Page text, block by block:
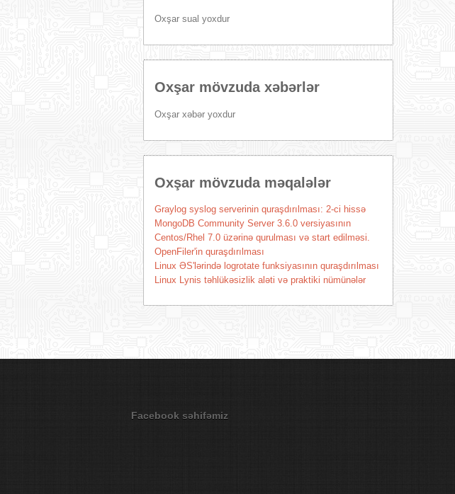
Oxşar sual yoxdur
Oxşar mövzuda xəbərlər
Oxşar xəbər yoxdur
Oxşar mövzuda məqalələr
Graylog syslog serverinin quraşdırılması: 2-ci hissə
MongoDB Community Server 3.6.0 versiyasının
Centos/Rhel 7.0 üzərinə qurulması və start edilməsi.
OpenFiler'in quraşdırılması
Linux ƏS'lərində logrotate funksiyasının quraşdırılması
Linux Lynis təhlükəsizlik aləti və praktiki nümünələr
Facebook səhifəmiz